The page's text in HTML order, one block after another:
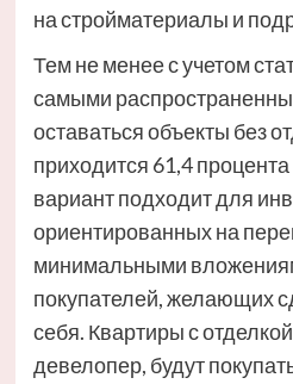
на стройматериалы и
Тем не менее с учетом
самыми
оставаться объекты без
приходится 61,4
вариант подходит для
ориентированных на
минимальными
покупателей, желающих
себя. Квартиры с
девелопер, будут